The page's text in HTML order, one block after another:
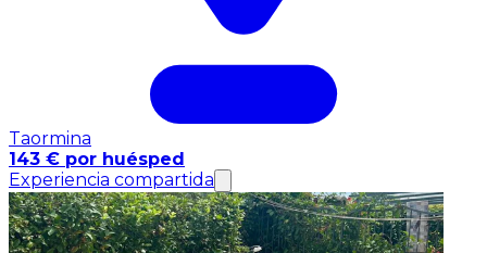
Taormina
143 € por huésped
Experiencia compartida